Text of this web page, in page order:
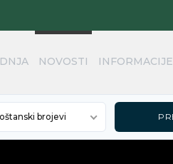
NOVOSTI INFORMACIJE
brojevi